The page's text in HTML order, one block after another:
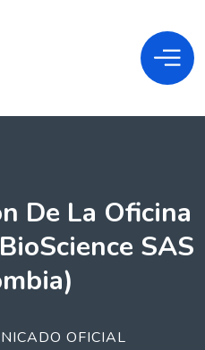
De La Oficina
SAS
OFICIAL